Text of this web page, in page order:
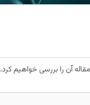
آن را بررسی خواهیم کرد.